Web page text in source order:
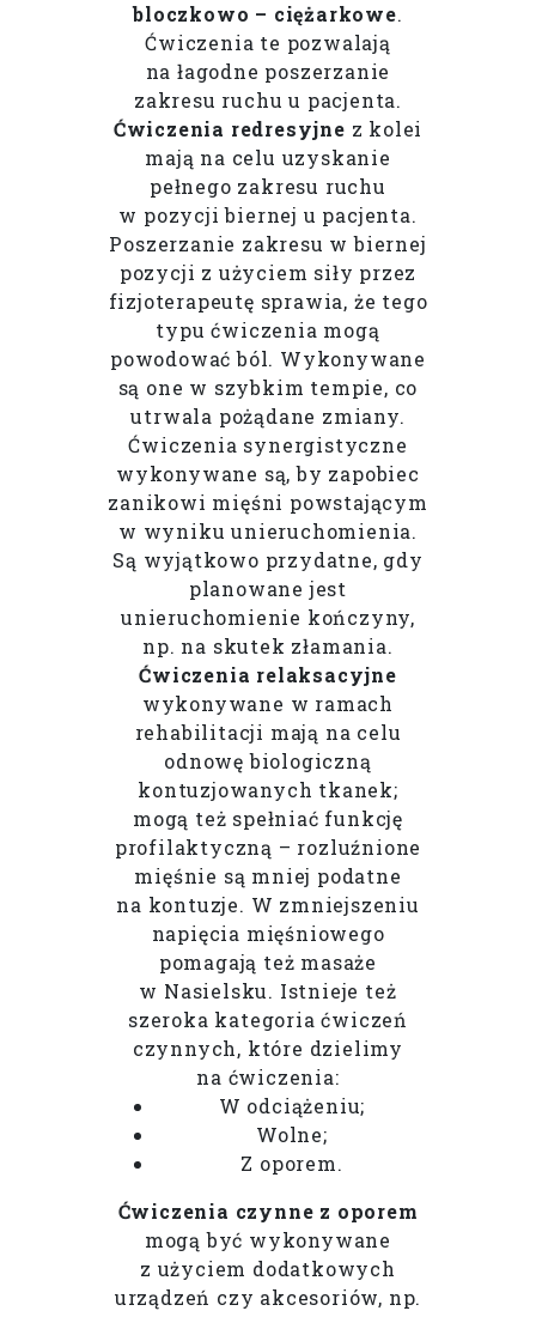
bloczkowo – ciężarkowe.
Ćwiczenia te pozwalają
na łagodne poszerzanie
zakresu ruchu u pacjenta.
Ćwiczenia redresyjne z kolei
mają na celu uzyskanie
pełnego zakresu ruchu
w pozycji biernej u pacjenta.
Poszerzanie zakresu w biernej
pozycji z użyciem siły przez
fizjoterapeutę sprawia, że tego
typu ćwiczenia mogą
powodować ból. Wykonywane
są one w szybkim tempie, co
utrwala pożądane zmiany.
Ćwiczenia synergistyczne
wykonywane są, by zapobiec
zanikowi mięśni powstającym
w wyniku unieruchomienia.
Są wyjątkowo przydatne, gdy
planowane jest
unieruchomienie kończyny,
np. na skutek złamania.
Ćwiczenia relaksacyjne
wykonywane w ramach
rehabilitacji mają na celu
odnowę biologiczną
kontuzjowanych tkanek;
mogą też spełniać funkcję
profilaktyczną – rozluźnione
mięśnie są mniej podatne
na kontuzje. W zmniejszeniu
napięcia mięśniowego
pomagają też masaże
w Nasielsku. Istnieje też
szeroka kategoria ćwiczeń
czynnych, które dzielimy
na ćwiczenia:
W odciążeniu;
Wolne;
Z oporem.
Ćwiczenia czynne z oporem
mogą być wykonywane
z użyciem dodatkowych
urządzeń czy akcesoriów, np.